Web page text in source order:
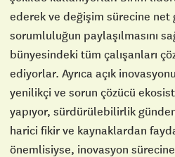
ederek ve değişim sürecine net
sorumluluğun paylaşılmasını
bünyesindeki tüm çalışanları
ediyorlar. Ayrıca açık
yenilikçi ve sorun çözücü
yapıyor, sürdürülebilirlik
harici fikir ve kaynaklardan
önemlisiyse, inovasyon sürecine